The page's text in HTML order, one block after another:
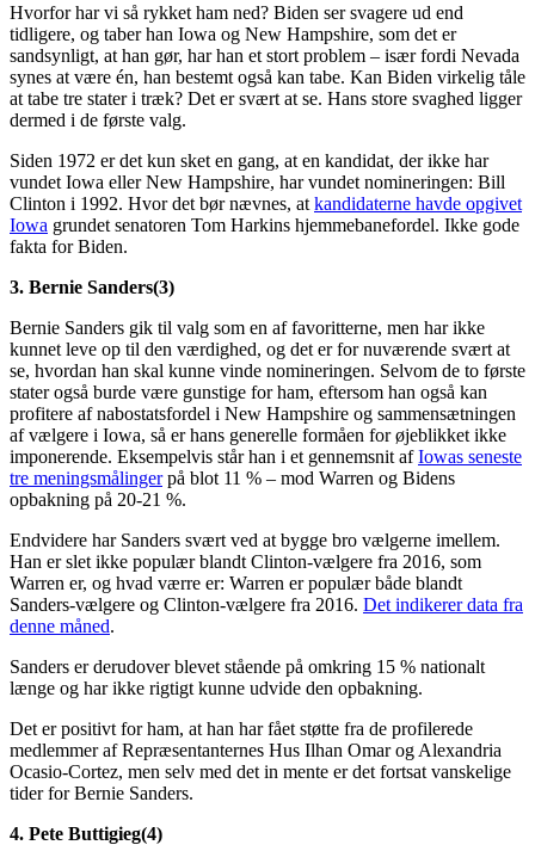
Hvorfor har vi så rykket ham ned? Biden ser svagere ud end
tidligere, og taber han Iowa og New Hampshire, som det er
sandsynligt, at han gør, har han et stort problem – især fordi Nevada
synes at være én, han bestemt også kan tabe. Kan Biden virkelig tåle
at tabe tre stater i træk? Det er svært at se. Hans store svaghed ligger
dermed i de første valg.
Siden 1972 er det kun sket en gang, at en kandidat, der ikke har
vundet Iowa eller New Hampshire, har vundet nomineringen: Bill
Clinton i 1992. Hvor det bør nævnes, at kandidaterne havde opgivet
Iowa grundet senatoren Tom Harkins hjemmebanefordel. Ikke gode
fakta for Biden.
3. Bernie Sanders(3)
Bernie Sanders gik til valg som en af favoritterne, men har ikke
kunnet leve op til den værdighed, og det er for nuværende svært at
se, hvordan han skal kunne vinde nomineringen. Selvom de to første
stater også burde være gunstige for ham, eftersom han også kan
profitere af nabostatsfordel i New Hampshire og sammensætningen
af vælgere i Iowa, så er hans generelle formåen for øjeblikket ikke
imponerende. Eksempelvis står han i et gennemsnit afIowas seneste
tre meningsmålingerpå blot 11 % – mod Warren og Bidens
opbakning på 20-21 %.
Endvidere har Sanders svært ved at bygge bro vælgerne imellem.
Han er slet ikke populær blandt Clinton-vælgere fra 2016, som
Warren er, og hvad værre er: Warren er populær både blandt
Sanders-vælgere og Clinton-vælgere fra 2016. Det indikerer data fra
denne måned.
Sanders er derudover blevet stående på omkring 15 % nationalt
længe og har ikke rigtigt kunne udvide den opbakning.
Det er positivt for ham, at han har fået støtte fra de profilerede
medlemmer af Repræsentanternes Hus Ilhan Omar og Alexandria
Ocasio-Cortez, men selv med det in mente er det fortsat vanskelige
tider for Bernie Sanders.
4. Pete Buttigieg(4)